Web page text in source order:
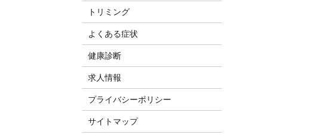
トリミング
よくある症状
健康診断
求人情報
プライバシーポリシー
サイトマップ